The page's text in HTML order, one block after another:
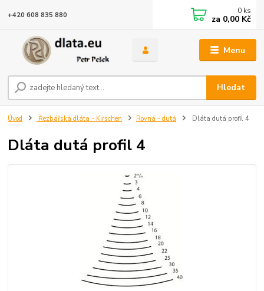
Menu
Hledat
+420 608 835 880 0 ks
za 0,00 Kč
Úvod Řezbářská dláta - Kirschen Rovná - dutá Dláta dutá profil 4
Dláta dutá profil 4